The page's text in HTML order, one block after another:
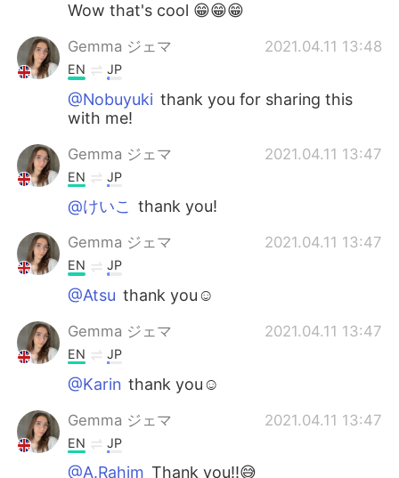
Wow that's cool 😁😁😁
Gemma ジェマ 2021.04.11 13:48
EN JP
@Nobuyuki thank you for sharing this
with me!
Gemma ジェマ 2021.04.11 13:47
EN JP
@けいこ thank you!
Gemma ジェマ 2021.04.11 13:47
EN JP
@Atsu thank you☺
Gemma ジェマ 2021.04.11 13:47
EN JP
@Karin thank you☺
Gemma ジェマ 2021.04.11 13:47
EN JP
@A.Rahim Thank you!!😅